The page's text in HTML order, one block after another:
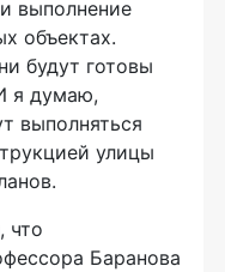
выполнение
объектах.
будут готовы
я думаю,
выполняться
улицы
что
Баранова